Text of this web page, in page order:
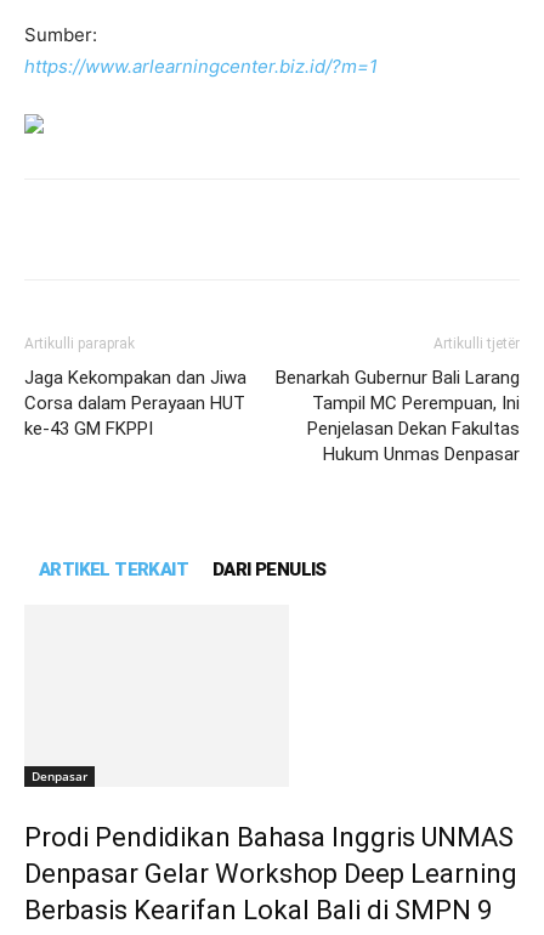
Sumber:
https://www.arlearningcenter.biz.id/?m=1
Artikulli paraprak
Jaga Kekompakan dan Jiwa
Corsa dalam Perayaan HUT
ke-43 GM FKPPI
Artikulli tjetër
Benarkah Gubernur Bali Larang
Tampil MC Perempuan, Ini
Penjelasan Dekan Fakultas
Hukum Unmas Denpasar
ARTIKEL TERKAIT DARI PENULIS
Denpasar
Prodi Pendidikan Bahasa Inggris UNMAS
Denpasar Gelar Workshop Deep Learning
Berbasis Kearifan Lokal Bali di SMPN 9